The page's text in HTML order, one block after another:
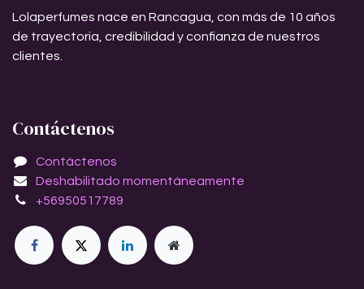
Lolaperfumes nace en Rancagua, con más de 10 años
de trayectoria, credibilidad y confianza de nuestros
clientes.
Contáctenos
Contáctenos
Deshabilitado momentáneamente
+56950517789